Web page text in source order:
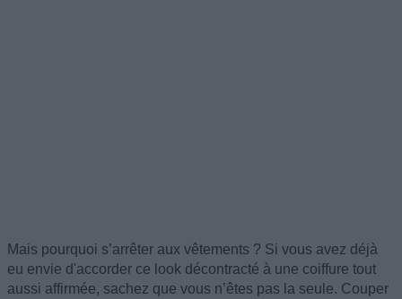
Mais pourquoi s’arrêter aux vêtements ? Si vous avez déjà
eu envie d'accorder ce look décontracté à une coiffure tout
aussi affirmée, sachez que vous n’êtes pas la seule. Couper